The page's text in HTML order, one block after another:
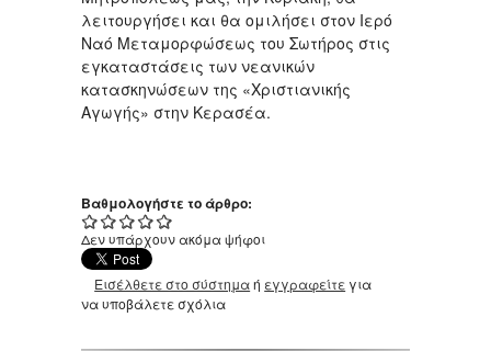
λειτουργήσει και θα ομιλήσει στον Ιερό
Ναό Μεταμορφώσεως του Σωτήρος στις
εγκαταστάσεις των νεανικών
κατασκηνώσεων της «Χριστιανικής
Αγωγής» στην Κερασέα.
Βαθμολογήστε το άρθρο:
Δεν υπάρχουν ακόμα ψήφοι
Εισέλθετε στο σύστημαή εγγραφείτε για
να υποβάλετε σχόλια